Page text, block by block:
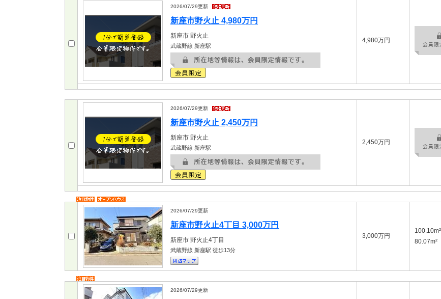
2026/07/29更新
新座市野火止 4,980万円
新座市 野火止
武蔵野線 新座駅
4,980万円
2026/07/29更新
新座市野火止 2,450万円
新座市 野火止
武蔵野線 新座駅
2,450万円
2026/07/29更新
新座市野火止4丁目 3,000万円
新座市 野火止4丁目
武蔵野線 新座駅 徒歩13分
3,000万円
100.10m²
80.07m²
2026/07/29更新